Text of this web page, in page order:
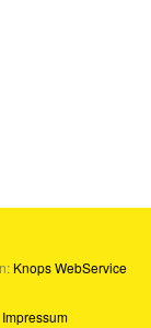
Knops WebService
Impressum